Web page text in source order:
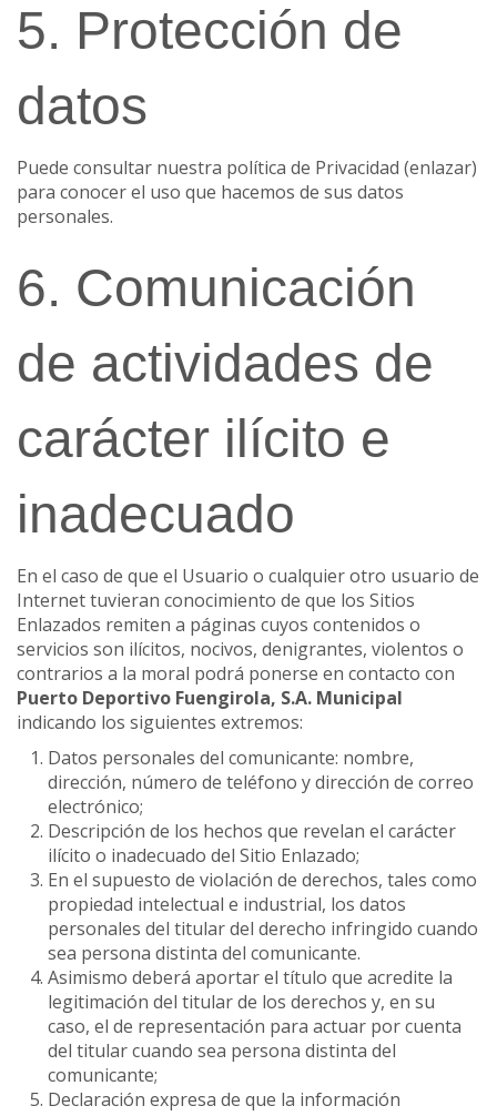
5. Protección de
datos
Puede consultar nuestra política de Privacidad (enlazar)
para conocer el uso que hacemos de sus datos
personales.
6. Comunicación
de actividades de
carácter ilícito e
inadecuado
En el caso de que el Usuario o cualquier otro usuario de
Internet tuvieran conocimiento de que los Sitios
Enlazados remiten a páginas cuyos contenidos o
servicios son ilícitos, nocivos, denigrantes, violentos o
contrarios a la moral podrá ponerse en contacto con
Puerto Deportivo Fuengirola, S.A. Municipal
indicando los siguientes extremos:
Datos personales del comunicante: nombre,
dirección, número de teléfono y dirección de correo
electrónico;
Descripción de los hechos que revelan el carácter
ilícito o inadecuado del Sitio Enlazado;
En el supuesto de violación de derechos, tales como
propiedad intelectual e industrial, los datos
personales del titular del derecho infringido cuando
sea persona distinta del comunicante.
Asimismo deberá aportar el título que acredite la
legitimación del titular de los derechos y, en su
caso, el de representación para actuar por cuenta
del titular cuando sea persona distinta del
comunicante;
Declaración expresa de que la información